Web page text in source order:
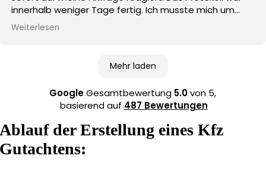
innerhalb weniger Tage fertig. Ich musste mich um
nichts kümmern, alles hat Herr Fertig für mich
übernommen und hat mich bis zum Abschluss
Weiterlesen
Mehr laden
GoogleGesamtbewertung 5.0von 5,
basierend auf 487 Bewertungen
Ablauf der Erstellung eines Kfz
Gutachtens: